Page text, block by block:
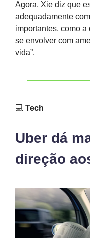
Agora, Xie diz que
adequadamente
importantes, como a
se envolver com
vida”.
💻 Tech
Uber dá
direção